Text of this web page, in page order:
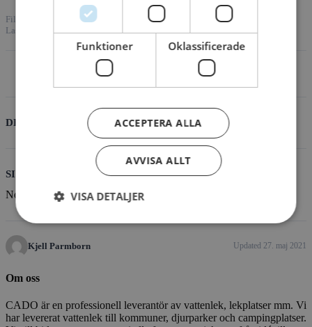
File Size 126.37 KBFile Count Create Date
27. maj 2021
Last Updated
DESCRIPTION
SIMILAR DOWNLOADS
No related download found!
Kjell Parmborn Updated 27. maj 2021
Om oss
CADO är en professionell leverantör av vattenlek, lekplatser mm. Vi
har levererat vattenlek till kommuner, djurparker och campingplatser.
Funktioner Oklassificerade
ACCEPTERA ALLA
AVVISA ALLT
VISA DETALJER